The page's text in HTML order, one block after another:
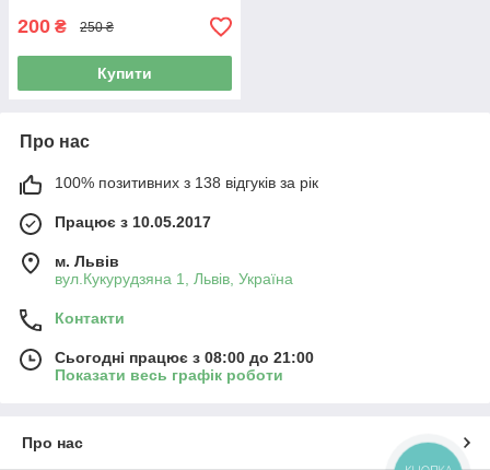
200 ₴ 250 ₴
Купити
Про нас
100% позитивних з 138 відгуків за рік
Працює з 10.05.2017
м. Львів
вул.Кукурудзяна 1, Львів, Україна
Контакти
Сьогодні працює з 08:00 до 21:00
Показати весь графік роботи
Про нас